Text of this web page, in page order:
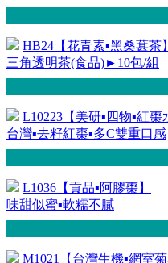
HB24【花青素▪黑桑葚茶】
三角透明茶(食品)►10包/組
L10223【美研▪四物▪紅棗
台灣▪去籽紅棗▪多C雙重口感
L1036【貢品▪阿膠棗】
味甜似蜜▪軟糯不膩
M1021【台灣生機▪網室菊